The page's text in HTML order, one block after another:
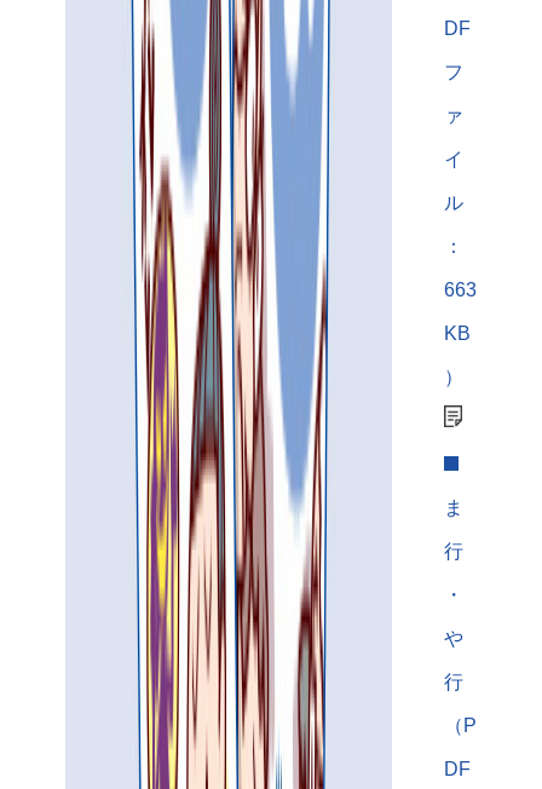
DF
フ
ァ
イ
ル
：
663
KB
）
ま
行
・
や
行
（P
DF